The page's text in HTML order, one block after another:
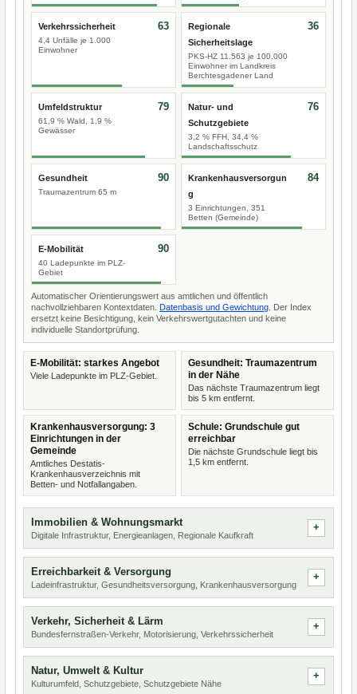
Verkehrssicherheit
4,4 Unfälle je 1.000
Einwohner
63
Regionale
Sicherheitslage
PKS-HZ 11.563 je 100.000
Einwohner im Landkreis
Berchtesgadener Land
36
Umfeldstruktur
61,9 % Wald, 1,9 %
Gewässer
79
Natur- und
Schutzgebiete
3,2 % FFH, 34,4 %
Landschaftsschutz
76
Gesundheit
Traumazentrum 65 m
90
Krankenhausversorgun
g
3 Einrichtungen, 351
Betten (Gemeinde)
84
E-Mobilität
40 Ladepunkte im PLZ-
Gebiet
90
Automatischer Orientierungswert aus amtlichen und öffentlich
nachvollziehbaren Kontextdaten. Datenbasis und Gewichtung . Der Index
ersetzt keine Besichtigung, kein Verkehrswertgutachten und keine
individuelle Standortprüfung.
E-Mobilität: starkes Angebot
Viele Ladepunkte im PLZ-Gebiet.
Gesundheit: Traumazentrum
in der Nähe
Das nächste Traumazentrum liegt
bis 5 km entfernt.
Krankenhausversorgung: 3
Einrichtungen in der
Gemeinde
Amtliches Destatis-
Krankenhausverzeichnis mit
Betten- und Notfallangaben.
Schule: Grundschule gut
erreichbar
Die nächste Grundschule liegt bis
1,5 km entfernt.
Immobilien & Wohnungsmarkt
Digitale Infrastruktur, Energieanlagen, Regionale Kaufkraft
Erreichbarkeit & Versorgung
Ladeinfrastruktur, Gesundheitsversorgung, Krankenhausversorgung
Verkehr, Sicherheit & Lärm
Bundesfernstraßen-Verkehr, Motorisierung, Verkehrssicherheit
Natur, Umwelt & Kultur
Kulturumfeld, Schutzgebiete, Schutzgebiete Nähe